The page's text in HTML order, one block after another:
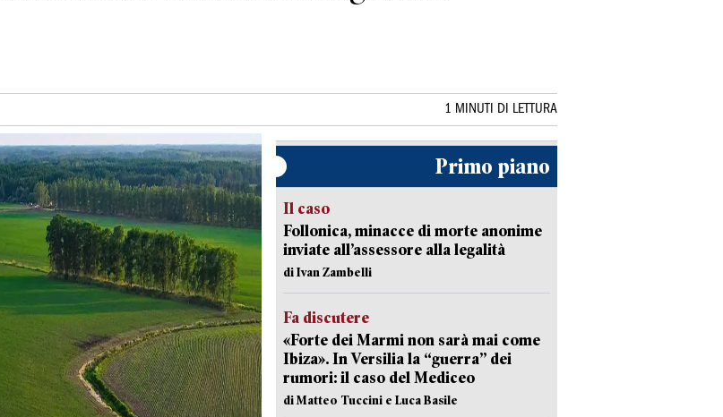
1 MINUTI DI LETTURA
Primo piano
Il caso
Follonica, minacce di morte anonime
inviate all’assessore alla legalità
di Ivan Zambelli
Fa discutere
«Forte dei Marmi non sarà mai come
Ibiza». In Versilia la “guerra” dei
rumori: il caso del Mediceo
di Matteo Tuccini e Luca Basile